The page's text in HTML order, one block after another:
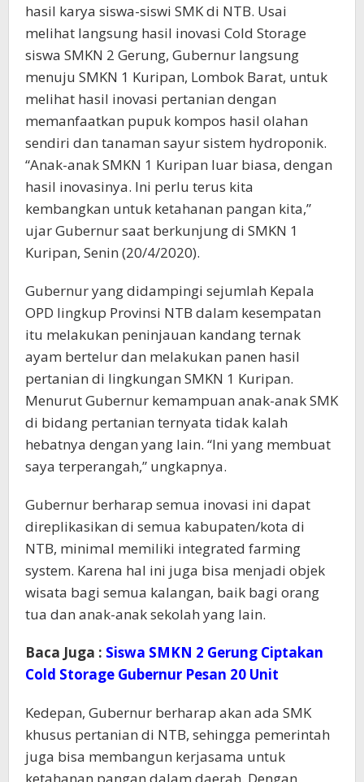
hasil karya siswa-siswi SMK di NTB. Usai
melihat langsung hasil inovasi Cold Storage
siswa SMKN 2 Gerung, Gubernur langsung
menuju SMKN 1 Kuripan, Lombok Barat, untuk
melihat hasil inovasi pertanian dengan
memanfaatkan pupuk kompos hasil olahan
sendiri dan tanaman sayur sistem hydroponik.
“Anak-anak SMKN 1 Kuripan luar biasa, dengan
hasil inovasinya. Ini perlu terus kita
kembangkan untuk ketahanan pangan kita,”
ujar Gubernur saat berkunjung di SMKN 1
Kuripan, Senin (20/4/2020).
Gubernur yang didampingi sejumlah Kepala
OPD lingkup Provinsi NTB dalam kesempatan
itu melakukan peninjauan kandang ternak
ayam bertelur dan melakukan panen hasil
pertanian di lingkungan SMKN 1 Kuripan.
Menurut Gubernur kemampuan anak-anak SMK
di bidang pertanian ternyata tidak kalah
hebatnya dengan yang lain. “Ini yang membuat
saya terperangah,” ungkapnya.
Gubernur berharap semua inovasi ini dapat
direplikasikan di semua kabupaten/kota di
NTB, minimal memiliki integrated farming
system. Karena hal ini juga bisa menjadi objek
wisata bagi semua kalangan, baik bagi orang
tua dan anak-anak sekolah yang lain.
Baca Juga : Siswa SMKN 2 Gerung Ciptakan
Cold Storage Gubernur Pesan 20 Unit
Kedepan, Gubernur berharap akan ada SMK
khusus pertanian di NTB, sehingga pemerintah
juga bisa membangun kerjasama untuk